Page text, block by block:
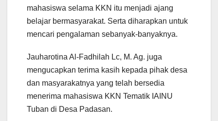
mahasiswa selama KKN itu menjadi ajang
belajar bermasyarakat. Serta diharapkan untuk
mencari pengalaman sebanyak-banyaknya.
Jauharotina Al-Fadhilah Lc, M. Ag. juga
mengucapkan terima kasih kepada pihak desa
dan masyarakatnya yang telah bersedia
menerima mahasiswa KKN Tematik IAINU
Tuban di Desa Padasan.